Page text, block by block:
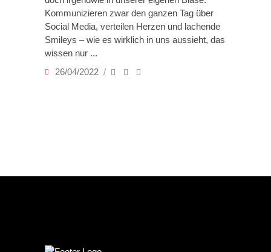
Kommunizieren zwar den ganzen Tag über
Social Media, verteilen Herzen und lachende
Smileys – wie es wirklich in uns aussieht, das
wissen nur
26/04/2022